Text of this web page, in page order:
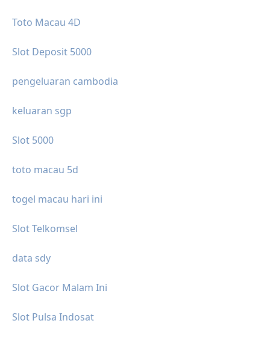
Toto Macau 4D
Slot Deposit 5000
pengeluaran cambodia
keluaran sgp
Slot 5000
toto macau 5d
togel macau hari ini
Slot Telkomsel
data sdy
Slot Gacor Malam Ini
Slot Pulsa Indosat